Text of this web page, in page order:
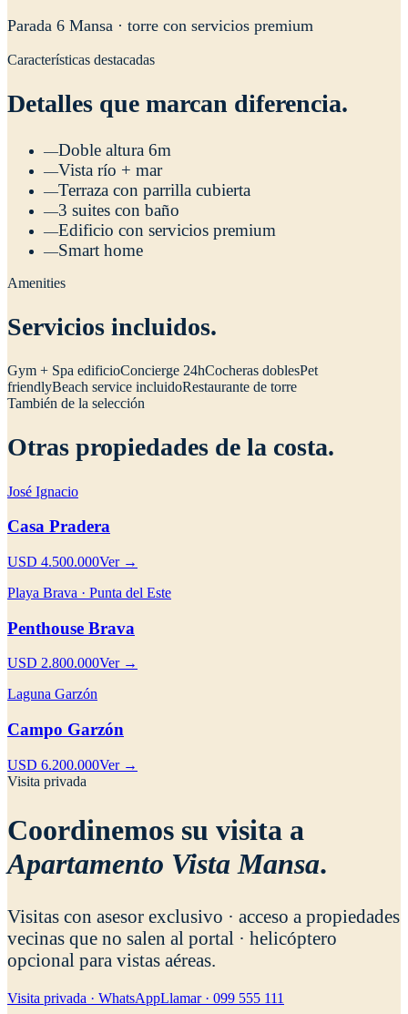
Parada 6 Mansa · torre con servicios premium
Características destacadas
Detalles que marcan diferencia.
—Doble altura 6m
—Vista río + mar
—Terraza con parrilla cubierta
—3 suites con baño
—Edificio con servicios premium
—Smart home
Amenities
Servicios incluidos.
Gym + Spa edificioConcierge 24hCocheras doblesPet
friendlyBeach service incluidoRestaurante de torre
También de la selección
Otras propiedades de la costa.
José Ignacio
Casa Pradera
USD 4.500.000Ver →
Playa Brava · Punta del Este
Penthouse Brava
USD 2.800.000Ver →
Laguna Garzón
Campo Garzón
USD 6.200.000Ver →
Visita privada
Coordinemos su visita a
Apartamento Vista Mansa.
Visitas con asesor exclusivo · acceso a propiedades
vecinas que no salen al portal · helicóptero
opcional para vistas aéreas.
Visita privada · WhatsAppLlamar · 099 555 111